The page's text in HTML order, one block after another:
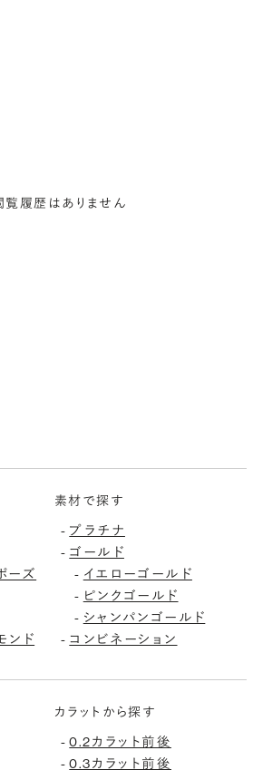
覧履歴はありません
ーズ
ンド
素材で探す
- プラチナ
- ゴールド
- イエローゴールド
- ピンクゴールド
- シャンパンゴールド
- コンビネーション
カラットから探す
-0.2カラット前後
-0.3カラット前後